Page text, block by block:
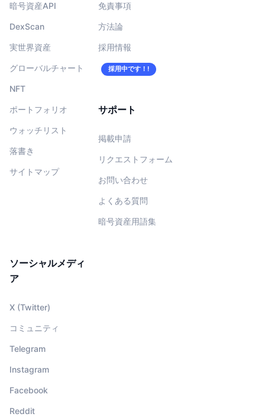
暗号資産API
DexScan
実世界資産
グローバルチャート
NFT
ポートフォリオ
ウォッチリスト
落書き
サイトマップ
免責事項
方法論
採用情報
採用中です！!
サポート
掲載申請
リクエストフォーム
お問い合わせ
よくある質問
暗号資産用語集
ソーシャルメディ
ア
X (Twitter)
コミュニティ
Telegram
Instagram
Facebook
Reddit